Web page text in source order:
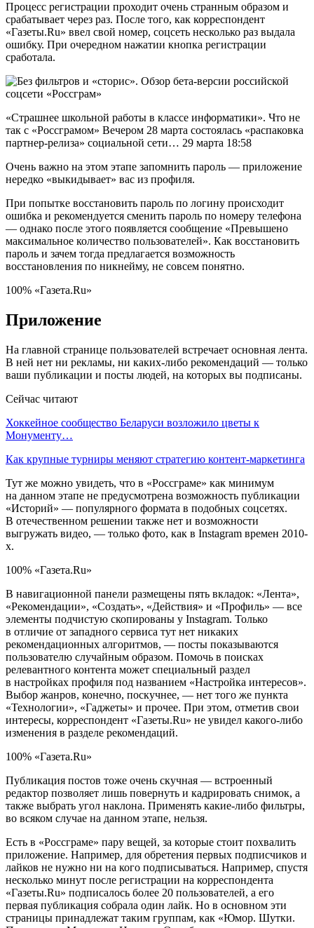
Процесс регистрации проходит очень странным образом и
срабатывает через раз. После того, как корреспондент
«Газеты.Ru» ввел свой номер, соцсеть несколько раз выдала
ошибку. При очередном нажатии кнопка регистрации
сработала.
«Страшнее школьной работы в классе информатики». Что не
так с «Россграмом» Вечером 28 марта состоялась «распаковка
партнер-релиза» социальной сети… 29 марта 18:58
Очень важно на этом этапе запомнить пароль — приложение
нередко «выкидывает» вас из профиля.
При попытке восстановить пароль по логину происходит
ошибка и рекомендуется сменить пароль по номеру телефона
— однако после этого появляется сообщение «Превышено
максимальное количество пользователей». Как восстановить
пароль и зачем тогда предлагается возможность
восстановления по никнейму, не совсем понятно.
100% «Газета.Ru»
Приложение
На главной странице пользователей встречает основная лента.
В ней нет ни рекламы, ни каких-либо рекомендаций — только
ваши публикации и посты людей, на которых вы подписаны.
Сейчас читают
Хоккейное сообщество Беларуси возложило цветы к
Монументу…
Как крупные турниры меняют стратегию контент-маркетинга
Тут же можно увидеть, что в «Россграме» как минимум
на данном этапе не предусмотрена возможность публикации
«Историй» — популярного формата в подобных соцсетях.
В отечественном решении также нет и возможности
выгружать видео, — только фото, как в Instagram времен 2010-
х.
100% «Газета.Ru»
В навигационной панели размещены пять вкладок: «Лента»,
«Рекомендации», «Создать», «Действия» и «Профиль» — все
элементы подчистую скопированы у Instagram. Только
в отличие от западного сервиса тут нет никаких
рекомендационных алгоритмов, — посты показываются
пользователю случайным образом. Помочь в поисках
релевантного контента может специальный раздел
в настройках профиля под названием «Настройка интересов».
Выбор жанров, конечно, поскучнее, — нет того же пункта
«Технологии», «Гаджеты» и прочее. При этом, отметив свои
интересы, корреспондент «Газеты.Ru» не увидел какого-либо
изменения в разделе рекомендаций.
100% «Газета.Ru»
Публикация постов тоже очень скучная — встроенный
редактор позволяет лишь повернуть и кадрировать снимок, а
также выбрать угол наклона. Применять какие-либо фильтры,
во всяком случае на данном этапе, нельзя.
Есть в «Россграме» пару вещей, за которые стоит похвалить
приложение. Например, для обретения первых подписчиков и
лайков не нужно ни на кого подписываться. Например, спустя
несколько минут после регистрации на корреспондента
«Газеты.Ru» подписалось более 20 пользователей, а его
первая публикация собрала один лайк. Но в основном эти
страницы принадлежат таким группам, как «Юмор. Шутки.